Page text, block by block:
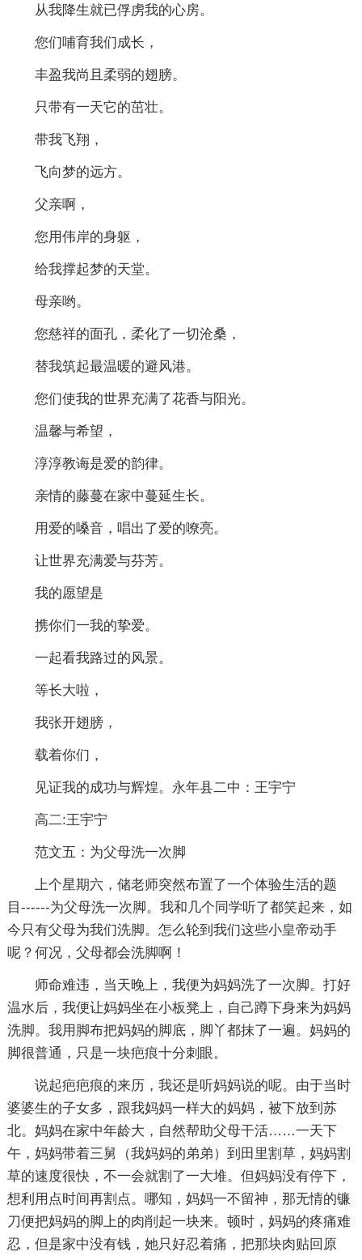
从我降生就已俘虏我的心房。
您们哺育我们成长，
丰盈我尚且柔弱的翅膀。
只带有一天它的茁壮。
带我飞翔，
飞向梦的远方。
父亲啊，
您用伟岸的身躯，
给我撑起梦的天堂。
母亲哟。
您慈祥的面孔，柔化了一切沧桑，
替我筑起最温暖的避风港。
您们使我的世界充满了花香与阳光。
温馨与希望，
淳淳教诲是爱的韵律。
亲情的藤蔓在家中蔓延生长。
用爱的嗓音，唱出了爱的嘹亮。
让世界充满爱与芬芳。
我的愿望是
携你们一我的挚爱。
一起看我路过的风景。
等长大啦，
我张开翅膀，
载着你们，
见证我的成功与辉煌。永年县二中：王宇宁
高二:王宇宁
范文五：为父母洗一次脚
上个星期六，储老师突然布置了一个体验生活的题
目------为父母洗一次脚。我和几个同学听了都笑起来，如
今只有父母为我们洗脚。怎么轮到我们这些小皇帝动手
呢？何况，父母都会洗脚啊！
师命难违，当天晚上，我便为妈妈洗了一次脚。打好
温水后，我便让妈妈坐在小板凳上，自己蹲下身来为妈妈
洗脚。我用脚布把妈妈的脚底，脚丫都抹了一遍。妈妈的
脚很普通，只是一块疤痕十分刺眼。
说起疤疤痕的来历，我还是听妈妈说的呢。由于当时
婆婆生的子女多，跟我妈妈一样大的妈妈，被下放到苏
北。妈妈在家中年龄大，自然帮助父母干活……一天下
午，妈妈带着三舅（我妈妈的弟弟）到田里割草，妈妈割
草的速度很快，不一会就割了一大堆。但妈妈没有停下，
想利用点时间再割点。哪知，妈妈一不留神，那无情的镰
刀便把妈妈的脚上的肉削起一块来。顿时，妈妈的疼痛难
忍，但是家中没有钱，她只好忍着痛，把那块肉贴回原